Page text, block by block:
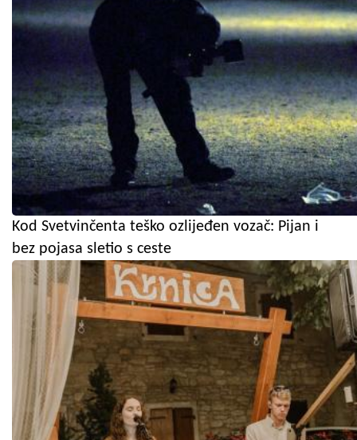
Kod Svetvinčenta teško ozlijeđen vozač: Pijan i
bez pojasa sletio s ceste